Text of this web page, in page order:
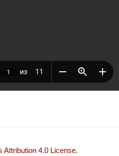
Attribution 4.0 License.